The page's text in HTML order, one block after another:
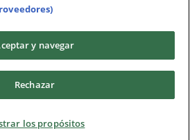
· Shopfully Marketing S.L.U. –
Política de privacidad
y navegar
Rechazar
los propósitos